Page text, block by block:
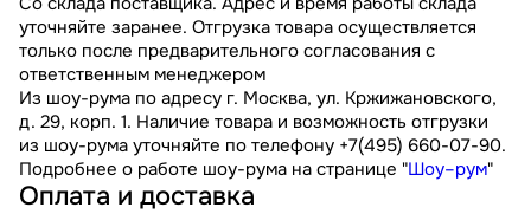
уточняйте заранее. Отгрузка товара осуществляется
только после предварительного согласования с
ответственным менеджером
Из шоу-рума по адресу г. Москва, ул. Кржижановского,
д. 29, корп. 1. Наличие товара и возможность отгрузки
из шоу-рума уточняйте по телефону +7(495) 660-07-90.
Подробнее о работе шоу-рума на странице "Шоу–рум"
Оплата и доставка